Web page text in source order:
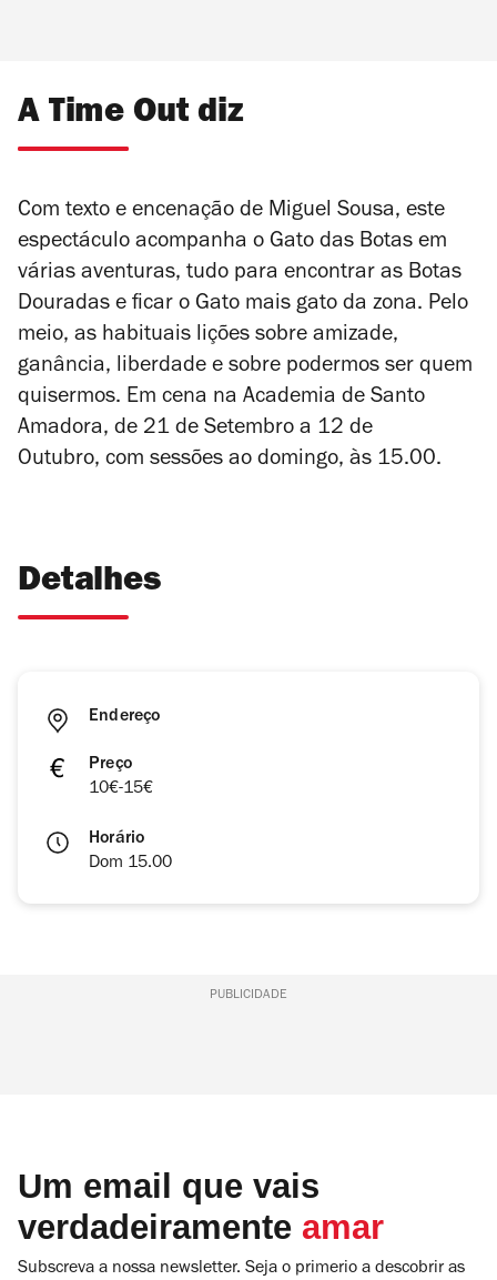
A Time Out diz
Com texto e encenação de Miguel Sousa, este
espectáculo acompanha o Gato das Botas em
várias aventuras, tudo para encontrar as Botas
Douradas e ficar o Gato mais gato da zona. Pelo
meio, as habituais lições sobre amizade,
ganância, liberdade e sobre podermos ser quem
quisermos. Em cena na Academia de Santo
Amadora, de 21 de Setembro a 12 de
Outubro, com sessões ao domingo, às 15.00.
Detalhes
Endereço
Preço
10€-15€
Horário
Dom 15.00
PUBLICIDADE
Um email que vais
verdadeiramente amar
Subscreva a nossa newsletter. Seja o primerio a descobrir as